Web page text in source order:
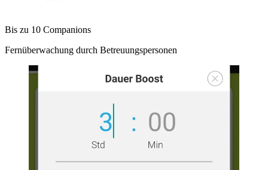
Bis zu 10 Companions
Fernüberwachung durch Betreuungspersonen